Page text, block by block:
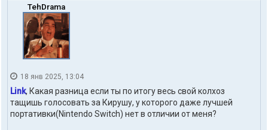
TehDrama
18 янв 2025, 13:04
Link, Какая разница если ты по итогу весь свой колхоз
тащишь голосовать за Кирушу, у которого даже лучшей
портативки(Nintendo Switch) нет в отличии от меня?